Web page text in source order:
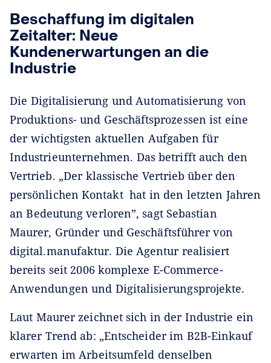
Beschaffung im digitalen
Zeitalter: Neue
Kundenerwartungen an die
Industrie
Die Digitalisierung und Automatisierung von
Produktions- und Geschäftsprozessen ist eine
der wichtigsten aktuellen Aufgaben für
Industrieunternehmen. Das betrifft auch den
Vertrieb. „Der klassische Vertrieb über den
persönlichen Kontakt hat in den letzten Jahren
an Bedeutung verloren”, sagt Sebastian
Maurer, Gründer und Geschäftsführer von
digital.manufaktur. Die Agentur realisiert
bereits seit 2006 komplexe E-Commerce-
Anwendungen und Digitalisierungsprojekte.
Laut Maurer zeichnet sich in der Industrie ein
klarer Trend ab: „Entscheider im B2B-Einkauf
erwarten im Arbeitsumfeld denselben